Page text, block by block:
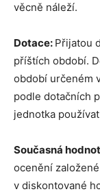
věcně náleží.
Dotace: Přijatou
příštích období.
období určeném
podle dotačních
jednotka
Současná
ocenění
v diskontované